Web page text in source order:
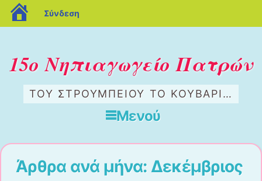
15ο Νηπιαγωγείο Πατρών
ΤΟΥ ΣΤΡΟΥΜΠΕΊΟΥ ΤΟ ΚΟΥΒΆΡΙ…
Μενού
Άρθρα ανά μήνα: Δεκέμβριος
blogs.sch.gr
Σύνδεση